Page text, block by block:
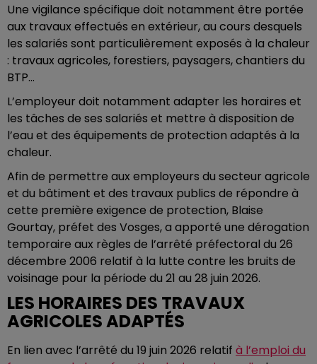
Une vigilance spécifique doit notamment être portée
aux travaux effectués en extérieur, au cours desquels
les salariés sont particulièrement exposés à la chaleur
: travaux agricoles, forestiers, paysagers, chantiers du
BTP...
L’employeur doit notamment adapter les horaires et
les tâches de ses salariés et mettre à disposition de
l’eau et des équipements de protection adaptés à la
chaleur.
Afin de permettre aux employeurs du secteur agricole
et du bâtiment et des travaux publics de répondre à
cette première exigence de protection, Blaise
Gourtay, préfet des Vosges, a apporté une dérogation
temporaire aux règles de l’arrêté préfectoral du 26
décembre 2006 relatif à la lutte contre les bruits de
voisinage pour la période du 21 au 28 juin 2026.
LES HORAIRES DES TRAVAUX
AGRICOLES ADAPTÉS
En lien avec l’arrêté du 19 juin 2026 relatif à l’emploi du